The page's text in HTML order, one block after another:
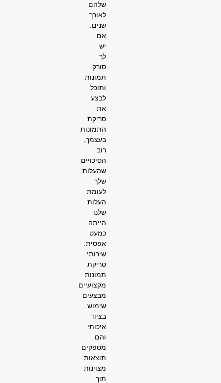
שלהם
לאורך
שנים.
אם
יש
לך
סורק
תמונות
ותוכל
לבצע
את
סריקת
התמונות
בעצמך,
רוב
הסיכויים
שהעלות
שלך
לעומת
העלות
שלנו
הייתה
כמעט
אפסית.
שירותי
סריקת
תמונות
מקצועיים
מבצעים
שימוש
בציוד
איכותי
והם
מספקים
תוצאות
מצוינות
תוך